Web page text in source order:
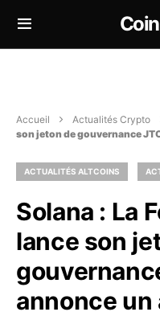
Accueil Actualités Crypto
son jeton de gouvernance
ACTUALITÉS ALTCOINS
Solana : La
lance son
annonce un